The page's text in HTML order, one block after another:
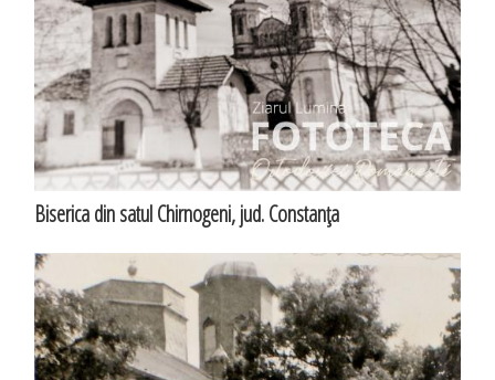
Biserica din satul Chirnogeni, jud. Constanţa